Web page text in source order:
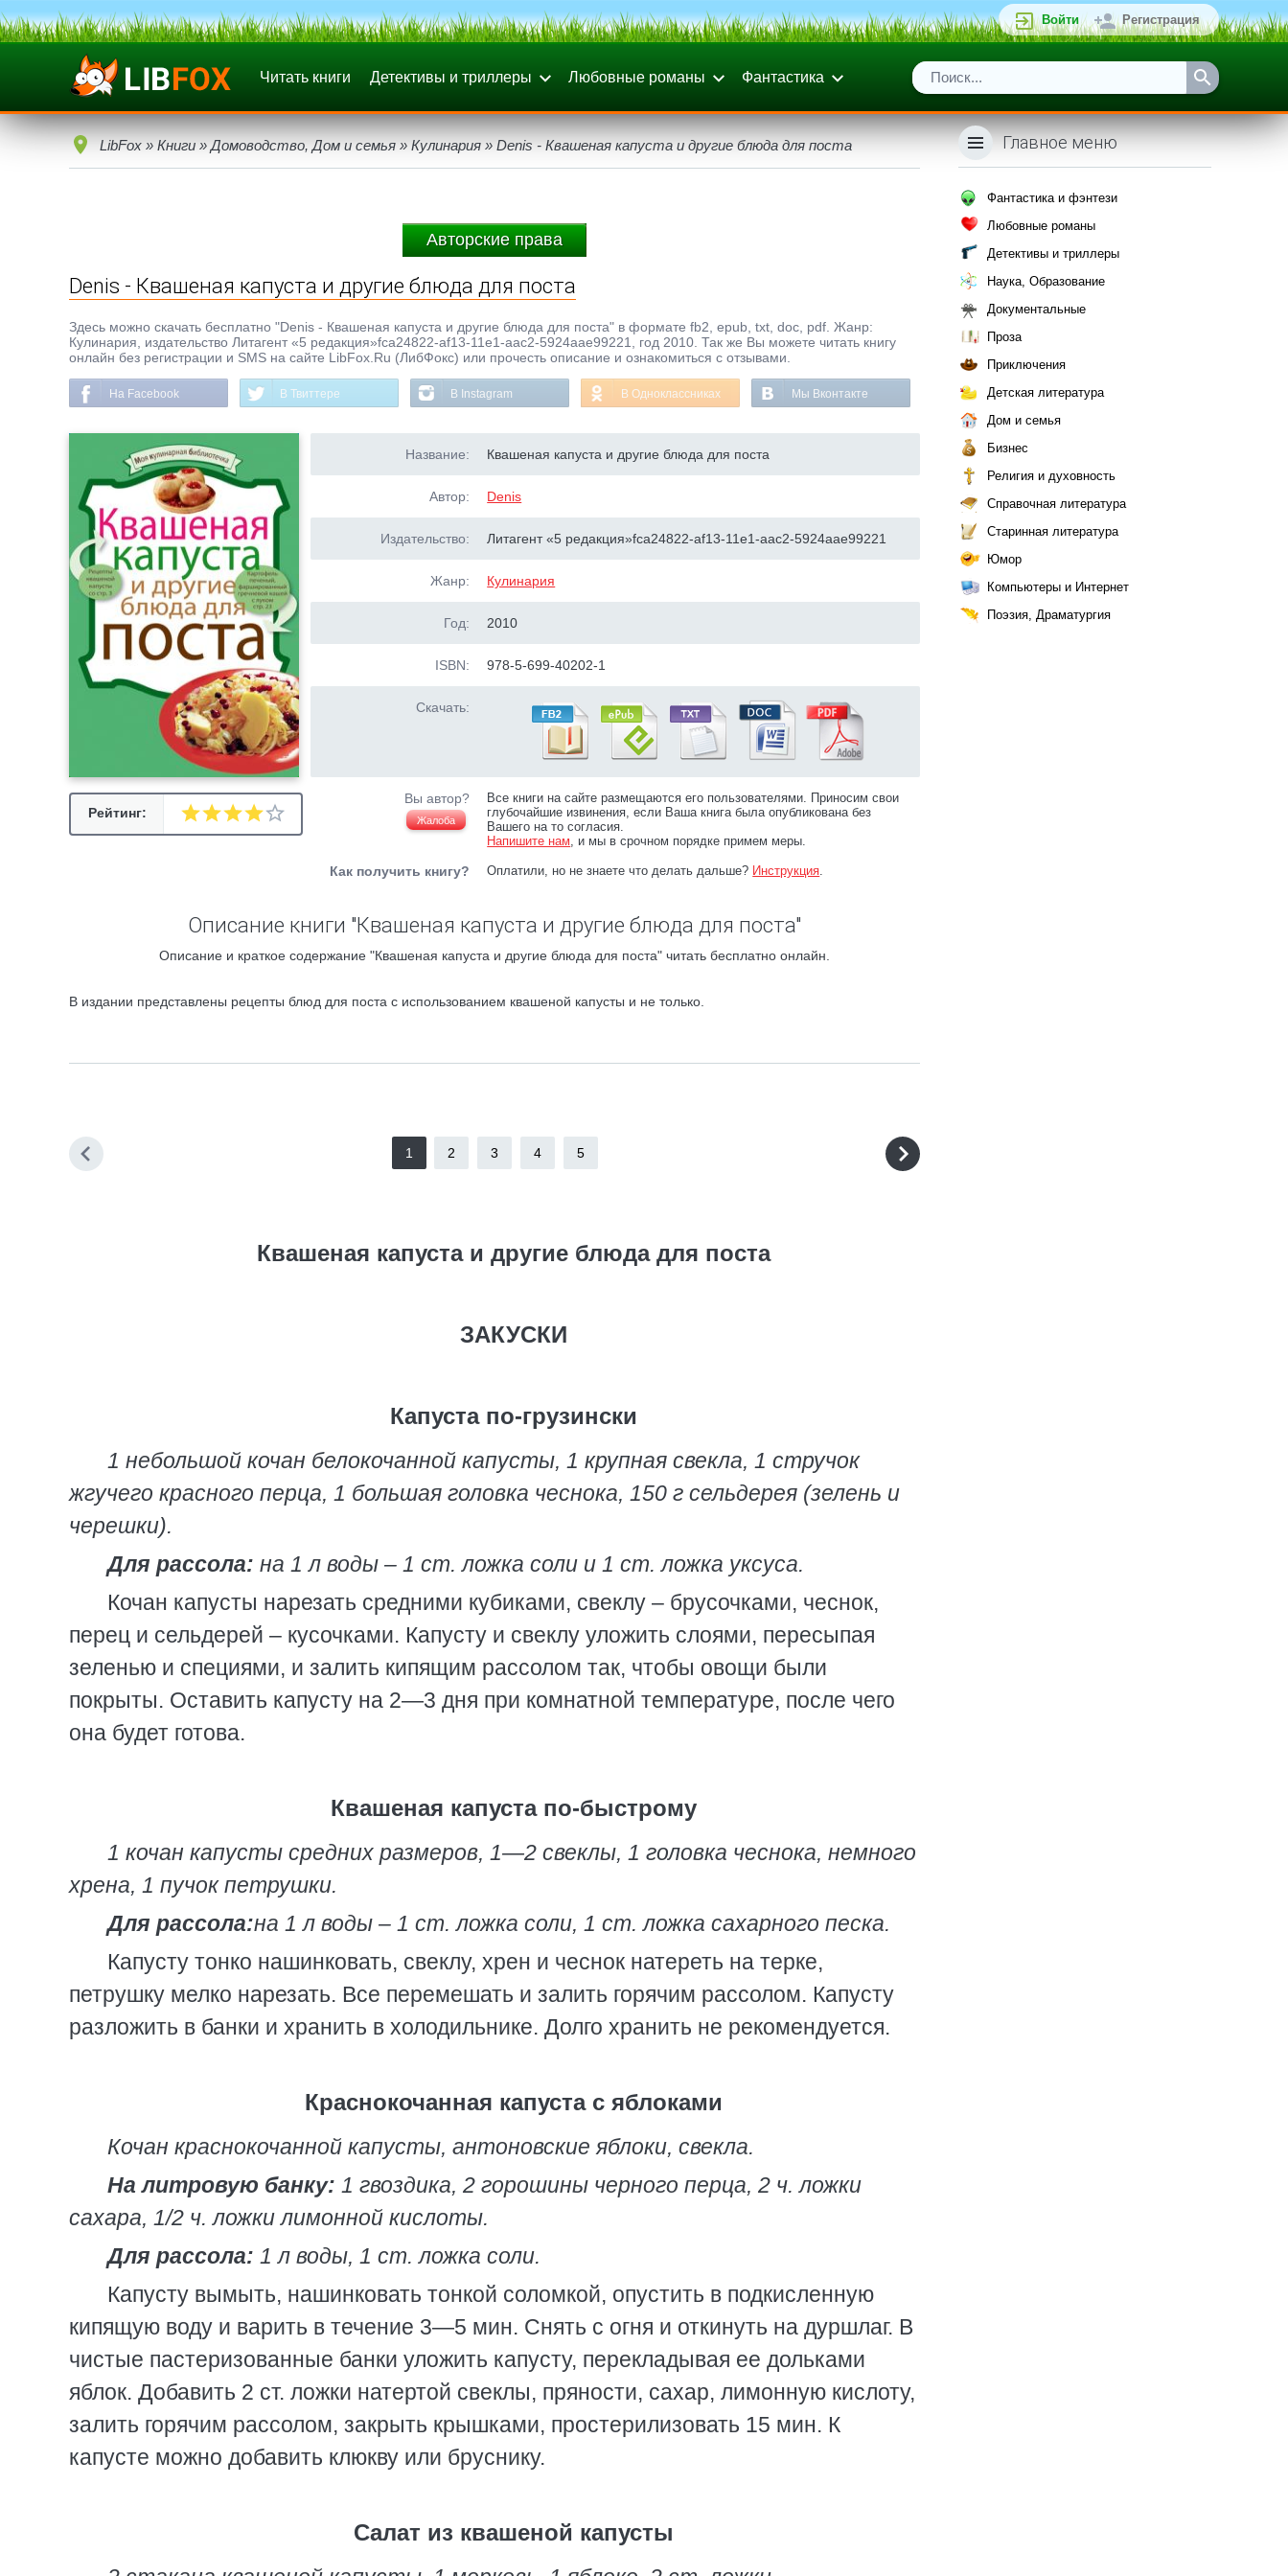
Войти Регистрация
Читать книги Детективы и триллеры Любовные романы Фантастика
LibFox » Книги » Домоводство, Дом и семья » Кулинария » Denis - Квашеная капуста и другие блюда для поста
Авторские права
Denis - Квашеная капуста и другие блюда для поста
Здесь можно скачать бесплатно "Denis - Квашеная капуста и другие блюда для поста" в формате fb2, epub, txt, doc, pdf. Жанр:
Кулинария, издательство Литагент «5 редакция»fca24822-af13-11e1-aac2-5924aae99221, год 2010. Так же Вы можете читать книгу
онлайн без регистрации и SMS на сайте LibFox.Ru (ЛибФокс) или прочесть описание и ознакомиться с отзывами.
На Facebook В Твиттере В Instagram В Одноклассниках Мы Вконтакте
Рейтинг:
Название: Квашеная капуста и другие блюда для поста
Автор: Denis
Издательство: Литагент «5 редакция»fca24822-af13-11e1-aac2-5924aae99221
Жанр: Кулинария
Год: 2010
ISBN: 978-5-699-40202-1
Скачать:
Вы автор?
Жалоба
Все книги на сайте размещаются его пользователями. Приносим свои
глубочайшие извинения, если Ваша книга была опубликована без
Вашего на то согласия.
Напишите нам, и мы в срочном порядке примем меры.
Как получить книгу? Оплатили, но не знаете что делать дальше? Инструкция.
Описание книги "Квашеная капуста и другие блюда для поста"
Описание и краткое содержание "Квашеная капуста и другие блюда для поста" читать бесплатно онлайн.
В издании представлены рецепты блюд для поста с использованием квашеной капусты и не только.
1 2 3 4 5
Квашеная капуста и другие блюда для поста
ЗАКУСКИ
Капуста по-грузински
1 небольшой кочан белокочанной капусты, 1 крупная свекла, 1 стручок
жгучего красного перца, 1 большая головка чеснока, 150 г сельдерея (зелень и
черешки).
Для рассола: на 1 л воды – 1 ст. ложка соли и 1 ст. ложка уксуса.
Кочан капусты нарезать средними кубиками, свеклу – брусочками, чеснок,
перец и сельдерей – кусочками. Капусту и свеклу уложить слоями, пересыпая
зеленью и специями, и залить кипящим рассолом так, чтобы овощи были
покрыты. Оставить капусту на 2—3 дня при комнатной температуре, после чего
она будет готова.
Квашеная капуста по-быстрому
1 кочан капусты средних размеров, 1—2 свеклы, 1 головка чеснока, немного
хрена, 1 пучок петрушки.
Для рассола:на 1 л воды – 1 ст. ложка соли, 1 ст. ложка сахарного песка.
Капусту тонко нашинковать, свеклу, хрен и чеснок натереть на терке,
петрушку мелко нарезать. Все перемешать и залить горячим рассолом. Капусту
разложить в банки и хранить в холодильнике. Долго хранить не рекомендуется.
Краснокочанная капуста с яблоками
Кочан краснокочанной капусты, антоновские яблоки, свекла.
На литровую банку: 1 гвоздика, 2 горошины черного перца, 2 ч. ложки
сахара, 1/2 ч. ложки лимонной кислоты.
Для рассола: 1 л воды, 1 ст. ложка соли.
Капусту вымыть, нашинковать тонкой соломкой, опустить в подкисленную
кипящую воду и варить в течение 3—5 мин. Снять с огня и откинуть на дуршлаг. В
чистые пастеризованные банки уложить капусту, перекладывая ее дольками
яблок. Добавить 2 ст. ложки натертой свеклы, пряности, сахар, лимонную кислоту,
залить горячим рассолом, закрыть крышками, простерилизовать 15 мин. К
капусте можно добавить клюкву или бруснику.
Салат из квашеной капусты
Главное меню
Фантастика и фэнтези
Любовные романы
Детективы и триллеры
Наука, Образование
Документальные
Проза
Приключения
Детская литература
Дом и семья
Бизнес
Религия и духовность
Справочная литература
Старинная литература
Юмор
Компьютеры и Интернет
Поэзия, Драматургия